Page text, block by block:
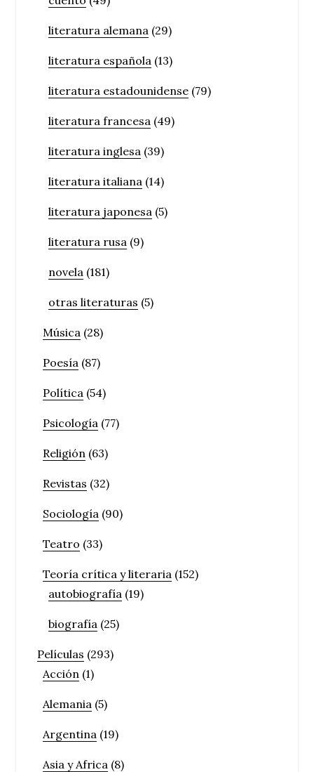
literatura alemana (29)
literatura española (13)
literatura estadounidense (79)
literatura francesa (49)
literatura inglesa (39)
literatura italiana (14)
literatura japonesa (5)
literatura rusa (9)
novela (181)
otras literaturas (5)
Música (28)
Poesía (87)
Política (54)
Psicología (77)
Religión (63)
Revistas (32)
Sociología (90)
Teatro (33)
Teoría crítica y literaria (152)
autobiografía (19)
biografía (25)
Películas (293)
Acción (1)
Alemania (5)
Argentina (19)
Asia y Africa (8)